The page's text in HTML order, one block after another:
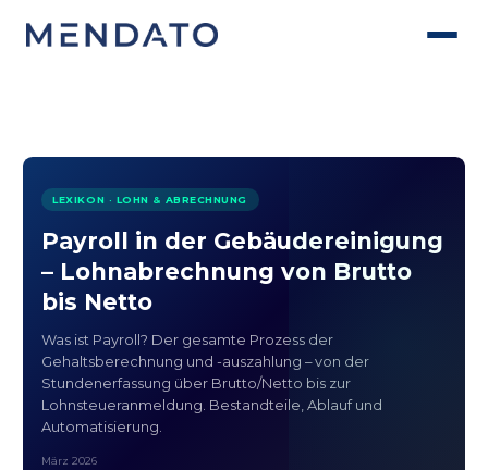
LEXIKON · LOHN & ABRECHNUNG
Payroll in der Gebäudereinigung
– Lohnabrechnung von Brutto
bis Netto
Was ist Payroll? Der gesamte Prozess der
Gehaltsberechnung und -auszahlung – von der
Stundenerfassung über Brutto/Netto bis zur
Lohnsteueranmeldung. Bestandteile, Ablauf und
Automatisierung.
März 2026